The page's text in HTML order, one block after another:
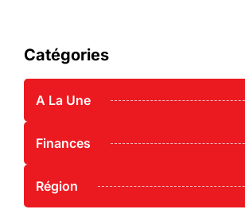
Catégories
A La Une
Finances
Région